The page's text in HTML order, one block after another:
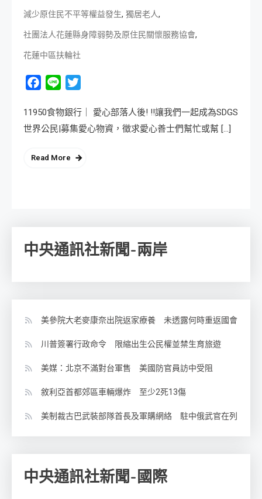
減少原住民不平等權益發生, 獨居老人,
社團法人花蓮縣身障弱勢及原住民關懷服務協會,
花蓮中區扶輪社
Facebook
Line
11950食物銀行｜ 愛心部落人後! !!讓我們一起成為SDGS
世界公民|募集愛心物資，徵求愛心善士們幫忙或幫 […]
Read More
中央通訊社新聞-兩岸
美參院大老麥康奈出院返家療養 未透露何時重返國會
川普簽署行政命令 限縮出生公民權並禁生育旅遊
美媒：北京不滿對台軍售 美國防官員訪中受阻
敘利亞首都郊區車輛爆炸 至少2死13傷
美制裁古巴武裝部隊首長及軍購網絡 駐中俄武官在列
中央通訊社新聞-國際